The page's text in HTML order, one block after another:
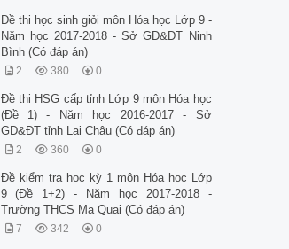
Đề thi học sinh giỏi môn Hóa học Lớp 9 -
Năm học 2017-2018 - Sở GD&ĐT Ninh
Bình (Có đáp án)
2 380 0
Đề thi HSG cấp tỉnh Lớp 9 môn Hóa học
(Đề 1) - Năm học 2016-2017 - Sở
GD&ĐT tỉnh Lai Châu (Có đáp án)
2 360 0
Đề kiểm tra học kỳ 1 môn Hóa học Lớp
9 (Đề 1+2) - Năm học 2017-2018 -
Trường THCS Ma Quai (Có đáp án)
7 342 0